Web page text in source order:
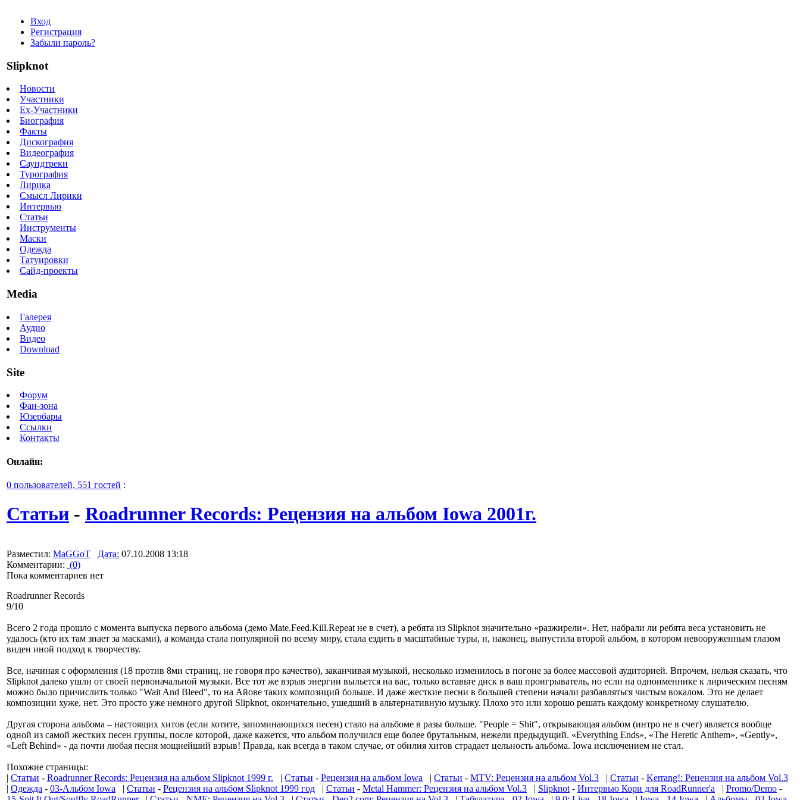
Вход
Регистрация
Забыли пароль?
Slipknot
Новости
Участники
Ex-Участники
Биография
Факты
Дискография
Видеография
Саундтреки
Турография
Лирика
Смысл Лирики
Интервью
Статьи
Инструменты
Маски
Одежда
Татуировки
Сайд-проекты
Media
Галерея
Аудио
Видео
Download
Site
Форум
Фан-зона
Юзербары
Ссылки
Контакты
Онлайн:
0 пользователей, 551 гостей :
Статьи - Roadrunner Records: Рецензия на альбом Iowa 2001г.
Разместил: MaGGoT Дата: 07.10.2008 13:18
Комментарии: (0)
Пока комментариев нет
Roadrunner Records
9/10
Всего 2 года прошло с момента выпуска первого альбома (демо Mate.Feed.Kill.Repeat не в счет), а ребята из Slipknot значительно «разжирели». Нет, набрали ли ребята веса установить не
удалось (кто их там знает за масками), а команда стала популярной по всему миру, стала ездить в масштабные туры, и, наконец, выпустила второй альбом, в котором невооруженным глазом
виден иной подход к творчеству.
Все, начиная с оформления (18 против 8ми страниц, не говоря про качество), заканчивая музыкой, несколько изменилось в погоне за более массовой аудиторией. Впрочем, нельзя сказать, что
Slipknot далеко ушли от своей первоначальной музыки. Все тот же взрыв энергии выльется на вас, только вставьте диск в ваш проигрыватель, но если на одноименнике к лирическим песням
можно было причислить только "Wait And Bleed", то на Айове таких композиций больше. И даже жесткие песни в большей степени начали разбавляться чистым вокалом. Это не делает
композиции хуже, нет. Это просто уже немного другой Slipknot, окончательно, ушедший в альтернативную музыку. Плохо это или хорошо решать каждому конкретному слушателю.
Другая сторона альбома – настоящих хитов (если хотите, запоминающихся песен) стало на альбоме в разы больше. "People = Shit", открывающая альбом (интро не в счет) является вообще
одной из самой жестких песен группы, после которой, даже кажется, что альбом получился еще более брутальным, нежели предыдущий. «Everything Ends», «The Heretic Anthem», «Gently»,
«Left Behind» - да почти любая песня мощнейший взрыв! Правда, как всегда в таком случае, от обилия хитов страдает цельность альбома. Iowa исключением не стал.
Похожие страницы:
| Статьи - Roadrunner Records: Рецензия на альбом Slipknot 1999 г. | Статьи - Рецензия на альбом Iowa | Статьи - MTV: Рецензия на альбом Vol.3 | Статьи - Kerrang!: Рецензия на альбом Vol.3
| Одежда - 03-Альбом Iowa | Статьи - Рецензия на альбом Slipknot 1999 год | Статьи - Metal Hammer: Рецензия на альбом Vol.3 | Slipknot - Интервью Кори для RoadRunner'а | Promo/Demo -